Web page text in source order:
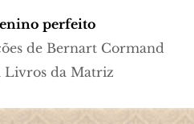
perfeito
de Bernart Cormand
Livros da Matriz